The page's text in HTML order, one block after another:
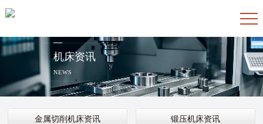
机床资讯
NEWS
金属切削机床资讯 锻压机床资讯